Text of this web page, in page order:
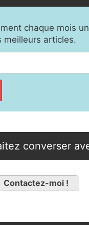
chaque mois
meilleurs articles.
converser
Contactez-moi !